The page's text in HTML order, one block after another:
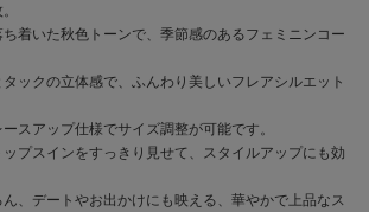
ち着いた秋色トーンで、季節感のあるフェミニンコー
タックの立体感で、ふんわり美しいフレアシルエット
スアップ仕様でサイズ調整が可能です。
ップスインをすっきり見せて、スタイルアップにも効
ん、デートやお出かけにも映える、華やかで上品なス